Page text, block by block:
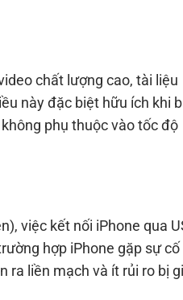
chất lượng cao, tài liệu
này đặc biệt hữu ích khi
phụ thuộc vào tốc độ
việc kết nối iPhone qua
hợp iPhone gặp sự cố
ra liền mạch và ít rủi ro bị